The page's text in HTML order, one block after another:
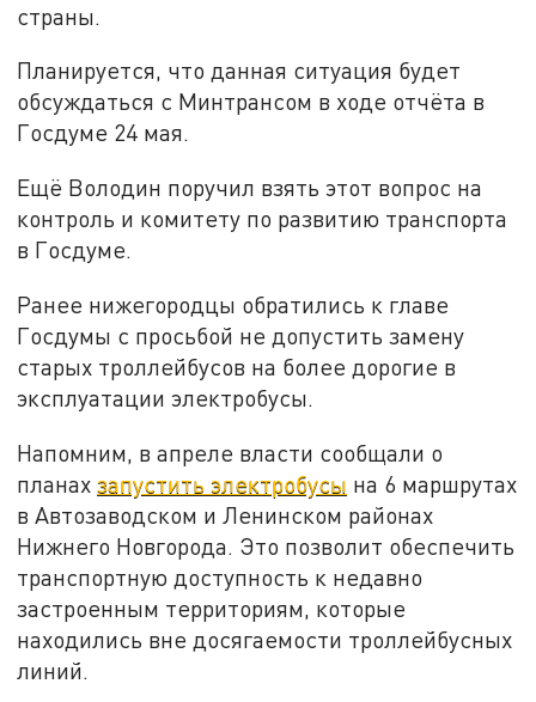
страны.
Планируется, что данная ситуация будет
обсуждаться с Минтрансом в ходе отчёта в
Госдуме 24 мая.
Ещё Володин поручил взять этот вопрос на
контроль и комитету по развитию транспорта
в Госдуме.
Ранее нижегородцы обратились к главе
Госдумы с просьбой не допустить замену
старых троллейбусов на более дорогие в
эксплуатации электробусы.
Напомним, в апреле власти сообщали о
планах запустить электробусы на 6 маршрутах
в Автозаводском и Ленинском районах
Нижнего Новгорода. Это позволит обеспечить
транспортную доступность к недавно
застроенным территориям, которые
находились вне досягаемости троллейбусных
линий.